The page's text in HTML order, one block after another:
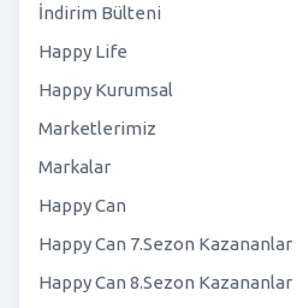
İndirim Bülteni
Happy Life
Happy Kurumsal
Marketlerimiz
Markalar
Happy Can
Happy Can 7.Sezon
Happy Can 8.Sezon